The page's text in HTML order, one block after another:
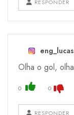
RESPONDER
Olha o gol,
0 0
RESPONDER